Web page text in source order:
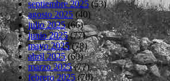
septiembre 2025(53)
agosto 2025(40)
julio 2025(66)
junio 2025(77)
mayo 2025(78)
abril 2025(69)
marzo 2025(77)
febrero 2025(70)